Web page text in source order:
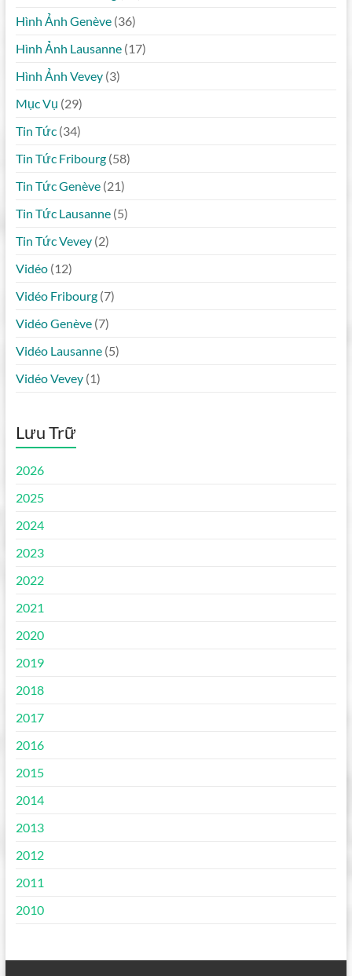
Hình Ảnh Genève(36)
Hình Ảnh Lausanne(17)
Hình Ảnh Vevey(3)
Mục Vụ (29)
Tin Tức(34)
Tin Tức Fribourg(58)
Tin Tức Genève(21)
Tin Tức Lausanne(5)
Tin Tức Vevey(2)
Vidéo(12)
Vidéo Fribourg(7)
Vidéo Genève(7)
Vidéo Lausanne(5)
Vidéo Vevey(1)
Lưu Trữ
2026
2025
2024
2023
2022
2021
2020
2019
2018
2017
2016
2015
2014
2013
2012
2011
2010